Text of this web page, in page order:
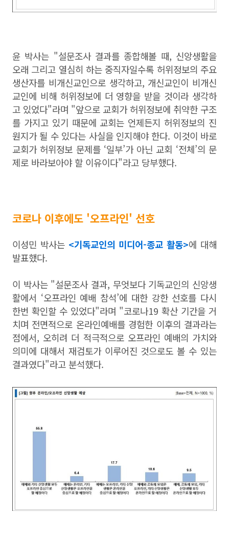
윤 박사는 "설문조사 결과를 종합해볼 때, 신앙생활을
오래 그리고 열심히 하는 중직자일수록 허위정보의 주요
생산자를 비개신교인으로 생각하고, 개신교인이 비개신
교인에 비해 허위정보에 더 영향을 받을 것이라 생각하
고 있었다"라며 "앞으로 교회가 허위정보에 취약한 구조
를 가지고 있기 때문에 교회는 언제든지 허위정보의 진
원지가 될 수 있다는 사실을 인지해야 한다. 이것이 바로
교회가 허위정보 문제를 ‘일부’가 아닌 교회 ‘전체’의 문
제로 바라보아야 할 이유이다"라고 당부했다.
코로나 이후에도 '오프라인' 선호
이성민 박사는 <기독교인의 미디어-종교 활동>에 대해
발표했다.
이 박사는 "설문조사 결과, 무엇보다 기독교인의 신앙생
활에서 ‘오프라인 예배 참석’에 대한 강한 선호를 다시
한번 확인할 수 있었다"라며 "코로나19 확산 기간을 거
치며 전면적으로 온라인예배를 경험한 이후의 결과라는
점에서, 오히려 더 적극적으로 오프라인 예배의 가치와
의미에 대해서 재검토가 이루어진 것으로도 볼 수 있는
결과였다"라고 분석했다.